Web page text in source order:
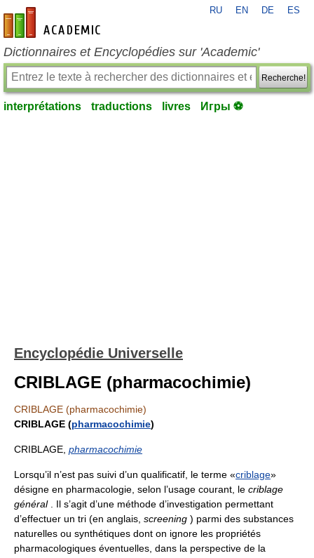
fr-academic.com
RU EN DE ES
Dictionnaires et Encyclopédies sur 'Academic'
Recherche!
interprétations traductions livres Игры ⚽
Encyclopédie Universelle
CRIBLAGE (pharmacochimie)
CRIBLAGE (pharmacochimie)
CRIBLAGE (pharmacochimie)
CRIBLAGE, pharmacochimie
Lorsqu’il n’est pas suivi d’un qualificatif, le terme «criblage»
désigne en pharmacologie, selon l’usage courant, le criblage
général. Il s’agit d’une méthode d’investigation permettant
d’effectuer un tri (en anglais, screening ) parmi des substances
naturelles ou synthétiques dont on ignore les propriétés
pharmacologiques éventuelles, dans la perspective de la